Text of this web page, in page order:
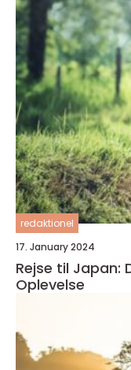
redaktionel
17. January 2024
Rejse til Japan:
Oplevelse